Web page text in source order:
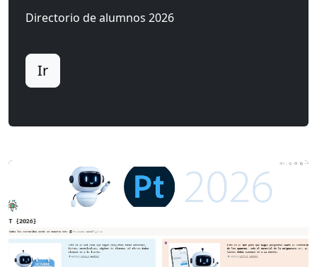
Directorio de alumnos 2026
Ir